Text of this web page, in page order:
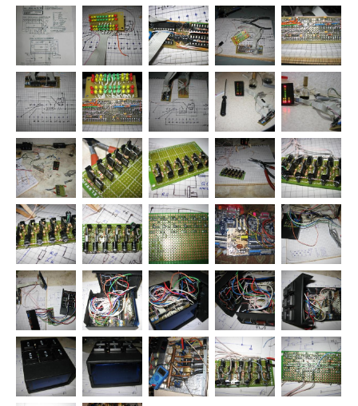
(реостатного или резистивного типа), то есть ДПДЗ
идеально подходят! Для этого всего лишь нужно один
контакт датчика прицепить к массе,...